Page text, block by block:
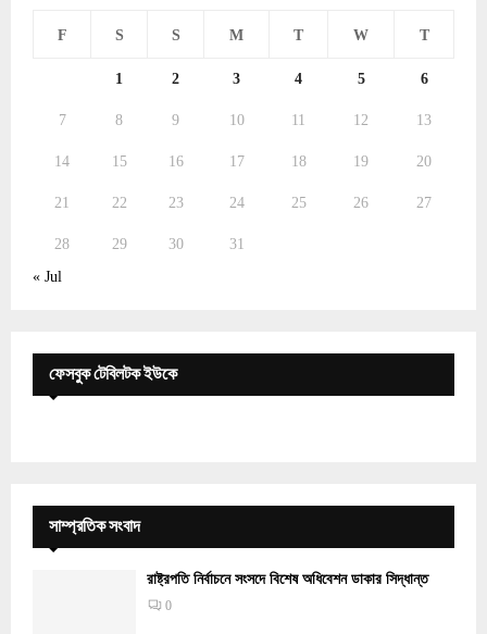
F S S M T W T
1 2 3 4 5 6
7 8 9 10 11 12 13
14 15 16 17 18 19 20
21 22 23 24 25 26 27
28 29 30
31
« Jul
ফেসবুক টেবিলটক ইউকে
সাম্প্রতিক সংবাদ
রাষ্ট্রপতি নির্বাচনে সংসদে বিশেষ অধিবেশন ডাকার সিদ্ধান্ত
0